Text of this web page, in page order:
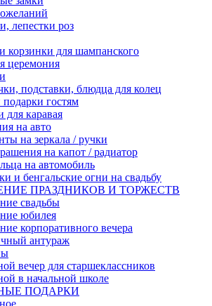
лепестки роз
корзинки для шампанского
церемония
подставки, блюдца для колец
гостям
каравая
на авто
на зеркала / ручки
на капот / радиатор
на автомобиль
и бенгальские огни на свадьбу
ПРАЗДНИКОВ И ТОРЖЕСТВ
свадьбы
юбилея
корпоративного вечера
антураж
вечер для старшеклассников
в начальной школе
ПОДАРКИ